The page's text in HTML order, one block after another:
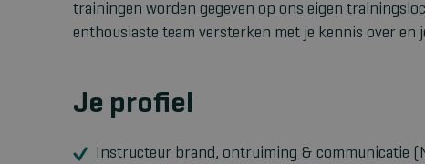
trainingen worden gegeven op ons eigen
enthousiaste team versterken met je kennis over en
Je profiel
Instructeur brand, ontruiming & communicatie